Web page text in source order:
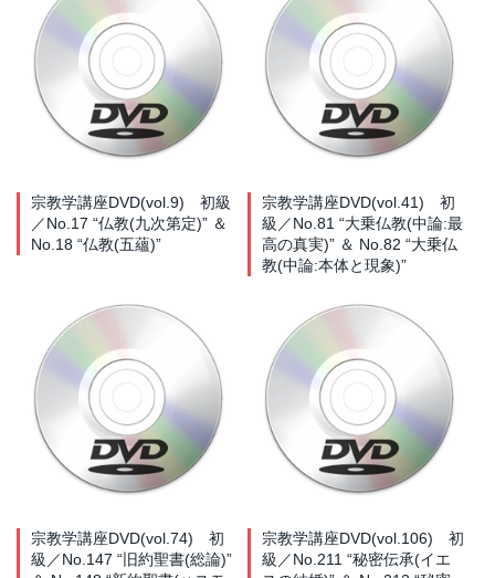
宗教学講座DVD(vol.9) 初級
／No.17 “仏教(九次第定)” ＆
No.18 “仏教(五蘊)”
宗教学講座DVD(vol.41) 初
級／No.81 “大乗仏教(中論:最
高の真実)” ＆ No.82 “大乗仏
教(中論:本体と現象)”
宗教学講座DVD(vol.74) 初
級／No.147 “旧約聖書(総論)”
宗教学講座DVD(vol.106) 初
級／No.211 “秘密伝承(イエ